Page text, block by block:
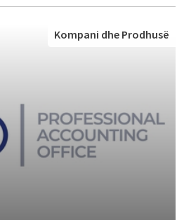
Kompani dhe Prodhusë